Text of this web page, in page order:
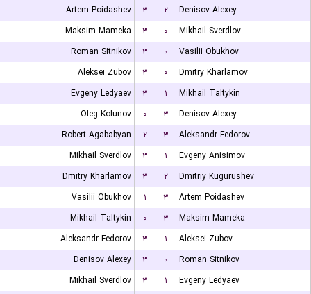
Artem Poidashev
۳ ۲
Denisov Alexey
Maksim Mameka
۳ ۰
Mikhail Sverdlov
Roman Sitnikov
۳ ۰
Vasilii Obukhov
Aleksei Zubov
۳ ۰
Dmitry Kharlamov
Evgeny Ledyaev
۳ ۱
Mikhail Taltykin
Oleg Kolunov
۰ ۳
Denisov Alexey
Robert Agababyan
۲ ۳
Aleksandr Fedorov
Mikhail Sverdlov
۳ ۱
Evgeny Anisimov
Dmitry Kharlamov
۳ ۲
Dmitriy Kugurushev
Vasilii Obukhov
۱ ۳
Artem Poidashev
Mikhail Taltykin
۰ ۳
Maksim Mameka
Aleksandr Fedorov
۳ ۱
Aleksei Zubov
Denisov Alexey
۳ ۰
Roman Sitnikov
Mikhail Sverdlov
۳ ۱
Evgeny Ledyaev